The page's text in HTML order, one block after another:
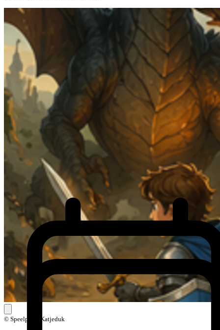
© Speelplein Katjeduk